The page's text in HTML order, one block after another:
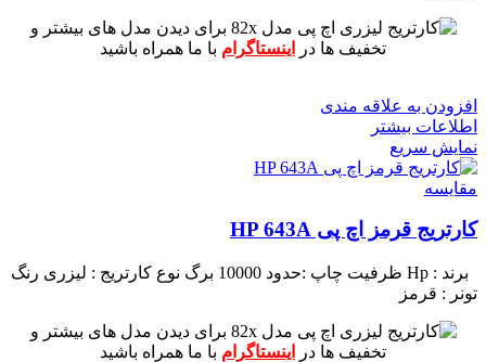
برای دیدن مدل های بیشتر و
تخفیف ها در
اینستاگرام با ما همراه باشید
افزودن به علاقه مندی
اطلاعات بیشتر
نمایش سریع
مقايسه
کارتریج قرمز اچ پی HP 643A
برند : Hp ظرفیت چاپ :حدود 10000 برگ نوع کارتریج : لیزری رنگ
تونر : قرمز
برای دیدن مدل های بیشتر و
تخفیف ها در
اینستاگرام با ما همراه باشید